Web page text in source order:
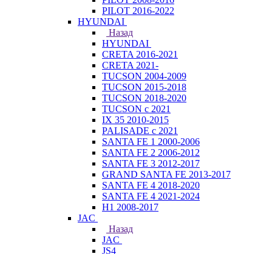
PILOT 2016-2022
HYUNDAI
Назад
HYUNDAI
CRETA 2016-2021
CRETA 2021-
TUCSON 2004-2009
TUCSON 2015-2018
TUCSON 2018-2020
TUCSON с 2021
IX 35 2010-2015
PALISADE с 2021
SANTA FE 1 2000-2006
SANTA FE 2 2006-2012
SANTA FE 3 2012-2017
GRAND SANTA FE 2013-2017
SANTA FE 4 2018-2020
SANTA FE 4 2021-2024
H1 2008-2017
JAC
Назад
JAC
JS4